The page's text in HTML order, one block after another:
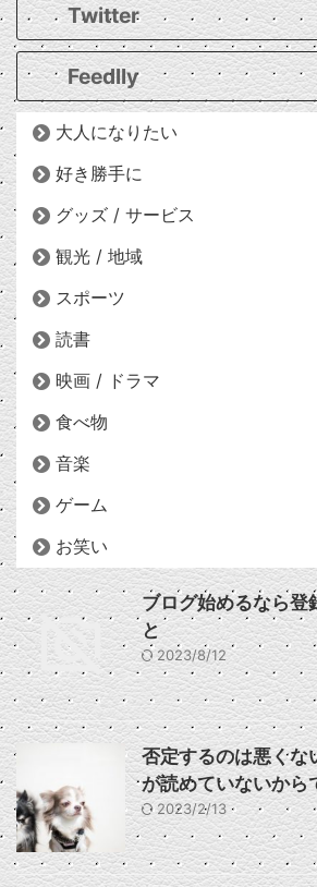
Twitter
Feedlly
大人になりたい
好き勝手に
グッズ / サービス
観光 / 地域
スポーツ
読書
映画 / ドラマ
食べ物
音楽
ゲーム
お笑い
ブログ始めるなら登
と
2023/8/12
否定するのは悪くな
が読めていないから
2023/2/13